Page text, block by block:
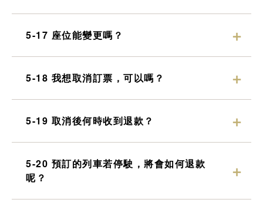
5-17 座位能變更嗎？
5-18 我想取消訂票，可以嗎？
5-19 取消後何時收到退款？
5-20 預訂的列車若停駛，將會如何退款
呢？